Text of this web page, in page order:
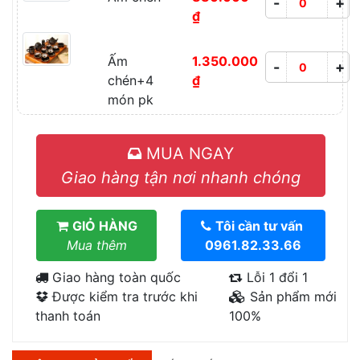
₫
Ấm
chén+4
món pk
1.350.000
₫
- +
MUA NGAY
Giao hàng tận nơi nhanh chóng
GIỎ HÀNG
Mua thêm
Tôi cần tư vấn
0961.82.33.66
Giao hàng toàn quốc
Được kiểm tra trước khi
thanh toán
Lỗi 1 đổi 1
Sản phẩm mới
100%